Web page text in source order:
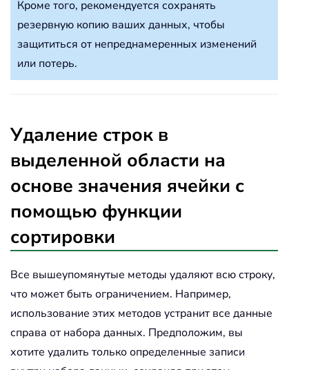
Кроме того, рекомендуется сохранять
резервную копию ваших данных, чтобы
защититься от непреднамеренных изменений
или потерь.
Удаление строк в
выделенной области на
основе значения ячейки с
помощью функции
сортировки
Все вышеупомянутые методы удаляют всю строку,
что может быть ограничением. Например,
использование этих методов устранит все данные
справа от набора данных. Предположим, вы
хотите удалить только определенные записи